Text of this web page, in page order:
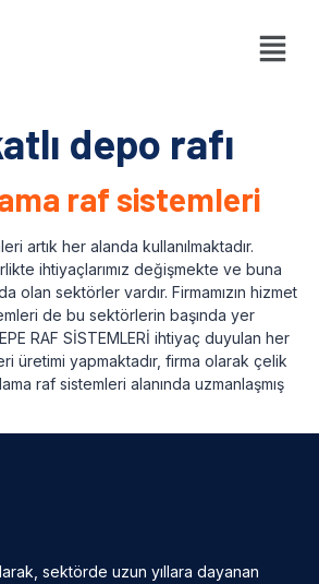
depo rafı
raf sistemleri
artık her alanda kullanılmaktadır.
ihtiyaçlarımız değişmekte ve buna
olan sektörler vardır. Firmamızın hizmet
de bu sektörlerin başında yer
RAF SİSTEMLERİ ihtiyaç duyulan her
üretimi yapmaktadır, firma olarak çelik
raf sistemleri alanında uzmanlaşmış
sektörde uzun yıllara dayanan